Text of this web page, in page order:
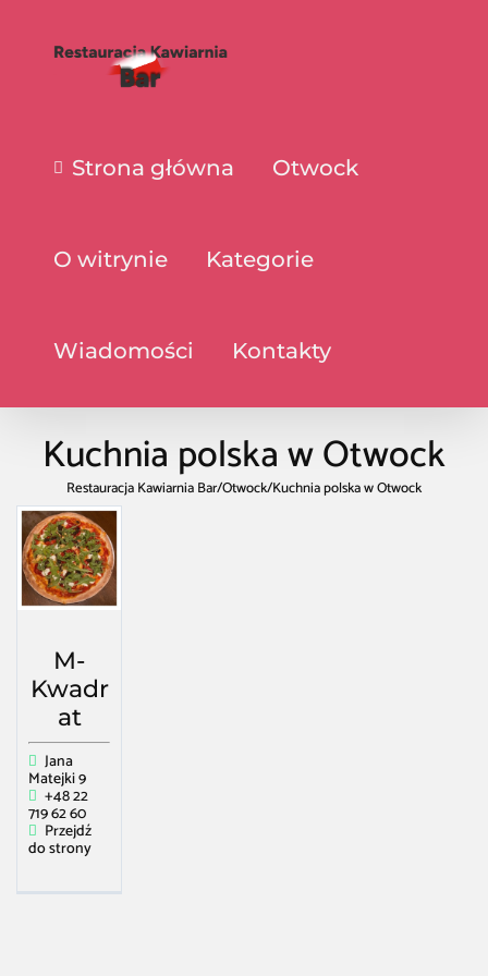
Strona główna Otwock
O witrynie Kategorie
Wiadomości Kontakty
Kuchnia polska w Otwock
Restauracja Kawiarnia Bar/Otwock/Kuchnia polska w Otwock
M-
Kwadr
at
Jana
Matejki 9
+48 22
719 62 60
Przejdź
do strony